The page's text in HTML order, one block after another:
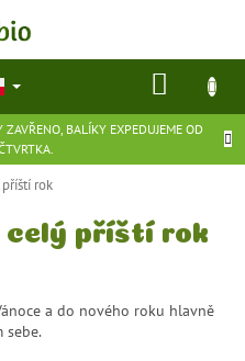
BALÍKY EXPEDUJEME OD
příští rok
celý příští rok
a do nového roku hlavně
sebe.